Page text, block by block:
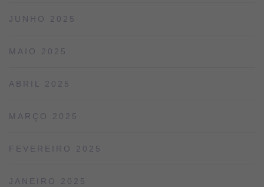
JUNHO 2025
MAIO 2025
ABRIL 2025
MARÇO 2025
FEVEREIRO 2025
JANEIRO 2025